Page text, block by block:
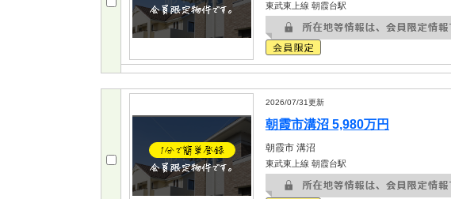
東武東上線 朝霞台駅
2026/07/31更新
朝霞市溝沼 5,980万円
朝霞市 溝沼
東武東上線 朝霞台駅